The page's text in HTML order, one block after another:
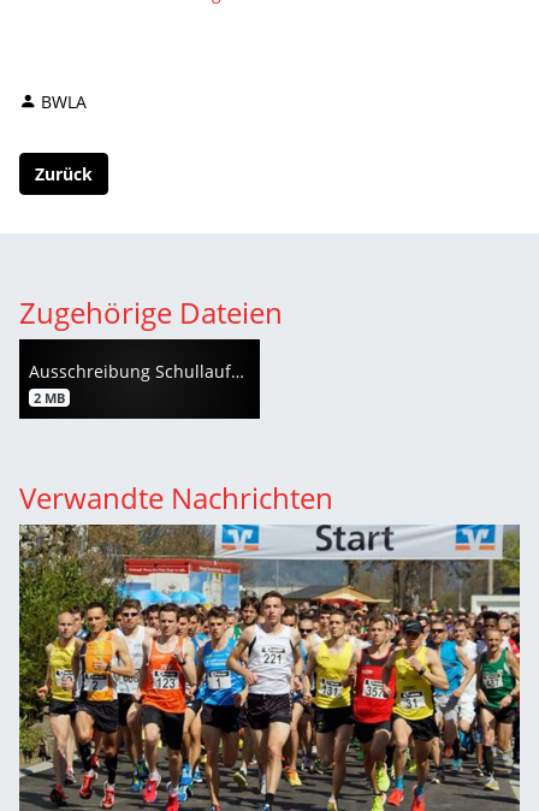
BWLA
Zurück
Zugehörige Dateien
Ausschreibung Schullaufprojekt 2023
2 MB
Verwandte Nachrichten